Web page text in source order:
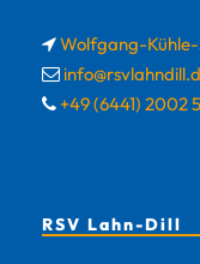
Wolfgang-
+49 (6441) 2002
RSV Lahn-Dill